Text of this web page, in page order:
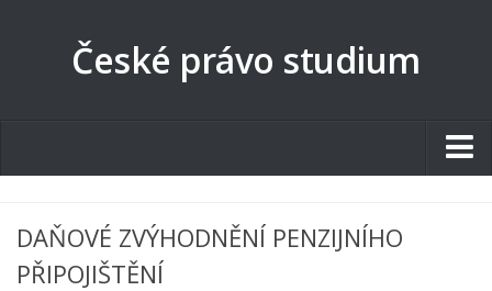
České právo studium
Tematické okruhy
Angličtina
DAŇOVÉ ZVÝHODNĚNÍ PENZIJNÍHO
PŘIPOJIŠTĚNÍ